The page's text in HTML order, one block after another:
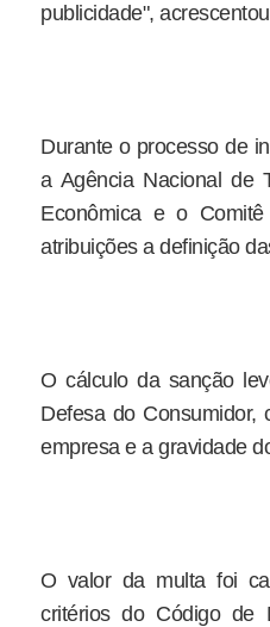
publicidade",
Durante o processo de
a Agência Nacional de
Econômica e o
atribuições a definição
O cálculo da sanção
Defesa do Consumidor,
empresa e a gravidade
O valor da multa foi
critérios do Código de